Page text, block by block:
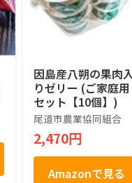
因島産八朔の果肉
りゼリー (ご家庭用
セット【10個】)
尾道市農業協同組合
2,470円
Amazonで見る